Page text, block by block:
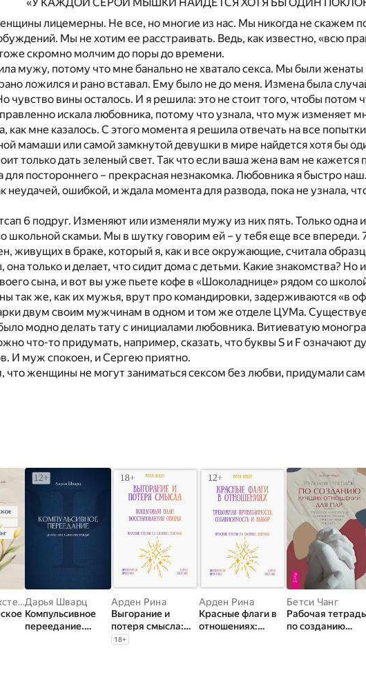
лицемерны. Не все, но многие из нас. Мы никогда не скажем
Мы не хотим ее расстраивать. Ведь, как известно, «всю
скромно молчим до поры до времени.
мужу, потому что мне банально не хватало секса. Мы были
ложился и рано вставал. Ему было не до меня. Измена была
вины осталось. И я решила: это не стоит того, чтобы потом
искала любовника, потому что узнала, что муж изменяет
как мне казалось. С этого момента я решила отвечать на все
мамаши или самой замкнутой девушки в мире найдется хотя бы
только дать зеленый свет. Так что если ваша жена вам не
для постороннего – прекрасная незнакомка. Любовника я быстро
неудачей, ошибкой, и ждала момента для развода, пока не узнала,
6 подруг. Изменяют или изменяли мужу из них пять. Только
школьной скамьи. Мы в шутку говорим ей – у тебя еще все впереди.
живущих в браке, который я, как и все окружающие, считала
она только и делает, что сидит дома с детьми. Какие знакомства? Но
сына, и вот вы уже пьете кофе в «Шоколаднице» рядом со
так же, как их мужья, врут про командировки, задерживаются «в
двум своим мужчинам в одном и том же отделе ЦУМа.
модно делать тату с инициалами любовника. Витиеватую
что-то придумать, например, сказать, что буквы S и F означают
И муж спокоен, и Сергею приятно.
что женщины не могут заниматься сексом без любви, придумали
Кейтлин Бакстер-муссерДарья Шварц
Компульсивное
переедание.
Арден Рина
Выгорание и
потеря смысла:
пошаговый план
18+
Арден Рина
Красные флаги в
отношениях:
Бетси Чанг
Рабочая тетрадь
по созданию